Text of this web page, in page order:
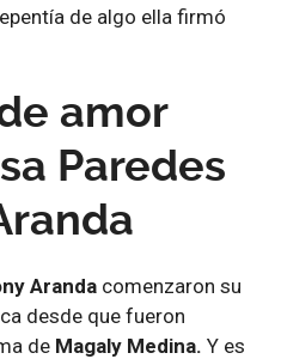
de algo ella firmó
amor
Paredes
Aranda comenzaron su
desde que fueron
de Magaly Medina. Y es